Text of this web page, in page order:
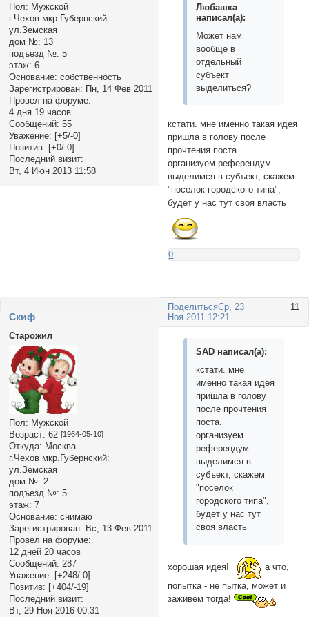
Пол: Мужской
г.Чехов мкр.Губернский:
ул.Земская
дом №: 13
подъезд №: 5
этаж: 6
Основание: собственность
Зарегистрирован: Пн, 14 Фев 2011
Провел на форуме:
4 дня 19 часов
Сообщений: 55
Уважение: [+5/-0]
Позитив: [+0/-0]
Последний визит:
Вт, 4 Июн 2013 11:58
Любашка
написал(а):
Может нам
вообще в
отдельный
субъект
выделиться?
кстати. мне именно такая идея
пришла в голову после
прочтения поста.
организуем референдум.
выделимся в субъект, скажем
"поселок городского типа",
будет у нас тут своя власть
0
Поделиться 11
Ср, 23
Ноя 2011 12:21
Cкиф
Старожил
Пол: Мужской
Возраст: 62 [1964-05-10]
Откуда: Москва
г.Чехов мкр.Губернский:
ул.Земская
дом №: 2
подъезд №: 5
этаж: 7
Основание: снимаю
Зарегистрирован: Вс, 13 Фев 2011
Провел на форуме:
12 дней 20 часов
Сообщений: 287
Уважение: [+248/-0]
Позитив: [+404/-19]
Последний визит:
Вт, 29 Ноя 2016 00:31
SAD написал(а):
кстати. мне
именно такая идея
пришла в голову
после прочтения
поста.
организуем
референдум.
выделимся в
субъект, скажем
"поселок
городского типа",
будет у нас тут
своя власть
хорошая идея!
а что,
попытка - не пытка, может и
заживем тогда!